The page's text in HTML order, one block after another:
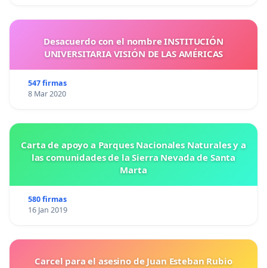
Desacuerdo con el nombre INSTITUCIÓN
UNIVERSITARIA VISIÓN DE LAS AMÉRICAS
547 firmas
8 Mar 2020
Carta de apoyo a Parques Nacionales Naturales y a
las comunidades de la Sierra Nevada de Santa
Marta
580 firmas
16 Jan 2019
Carcel para el asesino de Juan Esteban Rubio